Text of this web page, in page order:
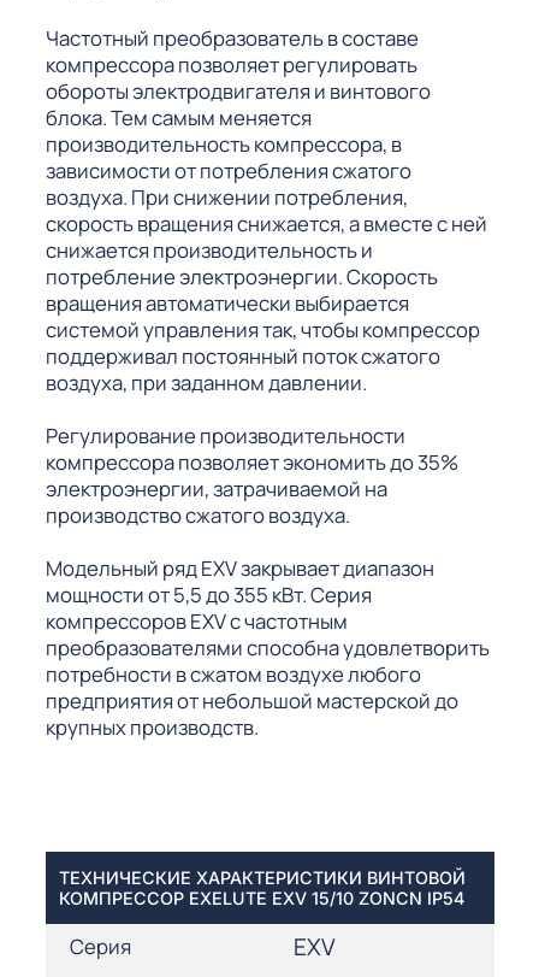
Частотный преобразователь в составе
компрессора позволяет регулировать
обороты электродвигателя и винтового
блока. Тем самым меняется
производительность компрессора, в
зависимости от потребления сжатого
воздуха. При снижении потребления,
скорость вращения снижается, а вместе с ней
снижается производительность и
потребление электроэнергии. Скорость
вращения автоматически выбирается
системой управления так, чтобы компрессор
поддерживал постоянный поток сжатого
воздуха, при заданном давлении.
Регулирование производительности
компрессора позволяет экономить до 35%
электроэнергии, затрачиваемой на
производство сжатого воздуха.
Модельный ряд EXV закрывает диапазон
мощности от 5,5 до 355 кВт. Серия
компрессоров EXV с частотным
преобразователями способна удовлетворить
потребности в сжатом воздухе любого
предприятия от небольшой мастерской до
крупных производств.
ТЕХНИЧЕСКИЕ ХАРАКТЕРИСТИКИ ВИНТОВОЙ
КОМПРЕССОР EXELUTE EXV 15/10 ZONCN IP54
Серия EXV